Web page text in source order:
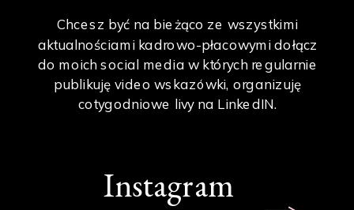
Instagram
Chcesz być na bieżąco ze wszystkimi
aktualnościami kadrowo-płacowymi dołącz
do moich social media w których regularnie
publikuję video wskazówki, organizuję
cotygodniowe livy na LinkedIN.